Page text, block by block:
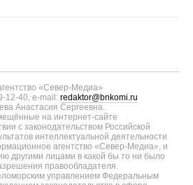
«Север-Медиа»
12-40, e-mail: redaktor@bnkomi.ru
Анастасия Сергеевна.
на интернет-сайте
с законодательством Российской
интеллектуальной деятельности
агентство «Север-Медиа», и
другими лицами в какой бы то ни было
правообладателя.
управлением Федеральным